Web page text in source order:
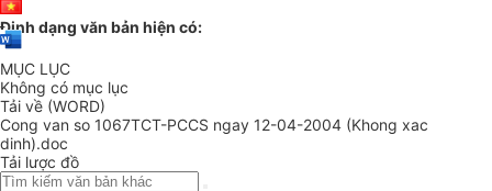
Định dạng văn bản hiện có:
MỤC LỤC
Không có mục lục
Tải về (WORD)
Cong van so 1067TCT-PCCS ngay 12-04-2004 (Khong xac
dinh).doc
Tải lược đồ